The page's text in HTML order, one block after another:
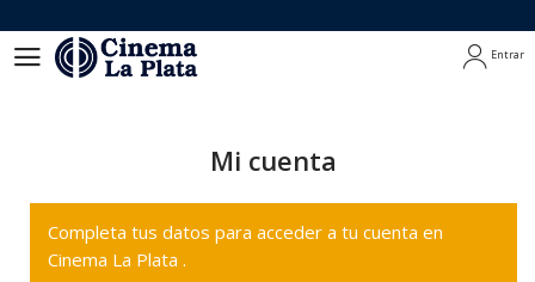
Entrar
Mi cuenta
Completa tus datos para acceder a tu cuenta en
Cinema La Plata .